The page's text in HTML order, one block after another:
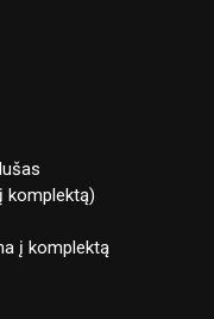
komplektą)
į komplektą